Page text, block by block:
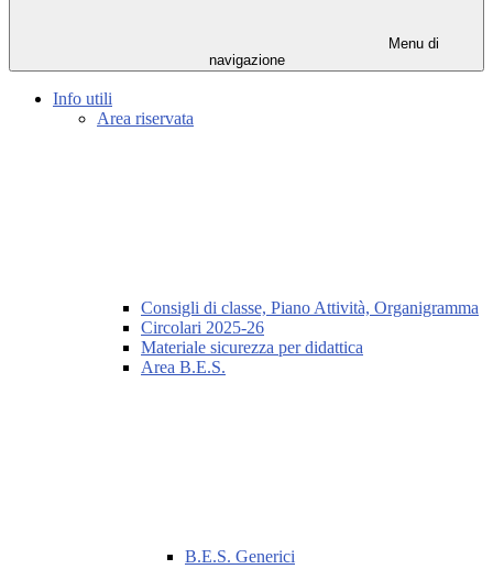
Menu di
navigazione
Info utili
Area riservata
Consigli di classe, Piano Attività, Organigramma
Circolari 2025-26
Materiale sicurezza per didattica
Area B.E.S.
B.E.S. Generici